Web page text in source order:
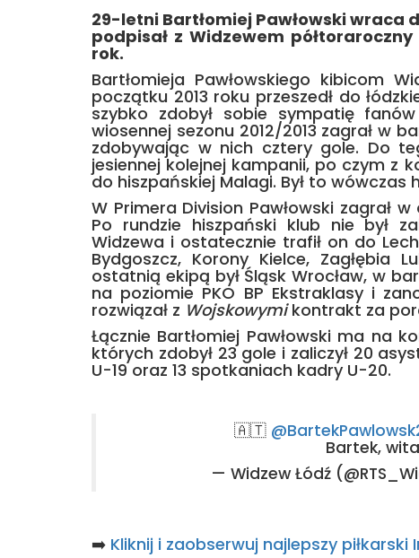
29-letni Bartłomiej Pawłowski wraca
podpisał z Widzewem
rok.
Bartłomieja Pawłowskiego kibicom
początku 2013 roku przeszedł do
szybko zdobył sobie sympatię
wiosennej sezonu 2012/2013 zagrał w
zdobywając w nich cztery gole. Do
jesiennej kolejnej kampanii, po czym z
do hiszpańskiej Malagi. Był to wówczas
W Primera Division Pawłowski zagrał
Po rundzie hiszpański klub nie był
Widzewa i ostatecznie trafił on do
Bydgoszcz, Korony Kielce, Zagłębia
ostatnią ekipą był Śląsk Wrocław, w
na poziomie PKO BP Ekstraklasy i
rozwiązał z Wojskowymikontrakt za
Łącznie Bartłomiej Pawłowski ma na
których zdobył 23 gole i zaliczył 20
U-19 oraz 13 spotkaniach kadry U-20.
🇦🇹
Bartek,
— Widzew Łódź
➡️ Kliknij i zaobserwuj najlepszy